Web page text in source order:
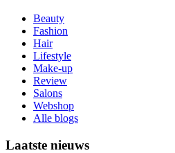
Beauty
Fashion
Hair
Lifestyle
Make-up
Review
Salons
Webshop
Alle blogs
Laatste nieuws